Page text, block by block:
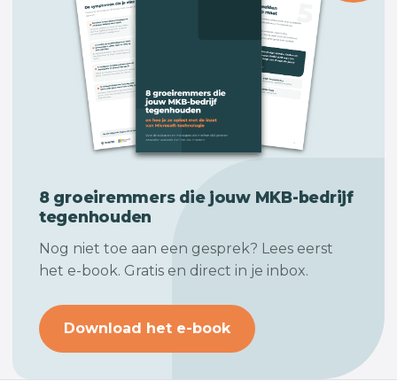
8 groeiremmers die jouw MKB-bedrijf
tegenhouden
Nog niet toe aan een gesprek? Lees eerst
het e-book. Gratis en direct in je inbox.
Download het e-book